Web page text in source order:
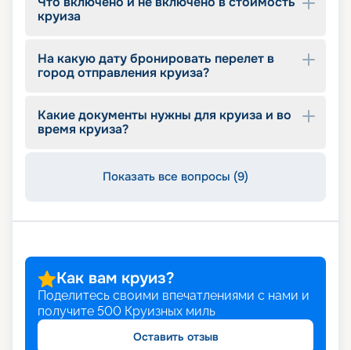
круиза
На какую дату бронировать перелет в
город отправления круиза?
Какие документы нужны для круиза и во
время круиза?
Показать все вопросы (9)
Как вам круиз?
Поделитесь своими впечатлениями с нами и
получите 500 Круизных миль
Оставить отзыв